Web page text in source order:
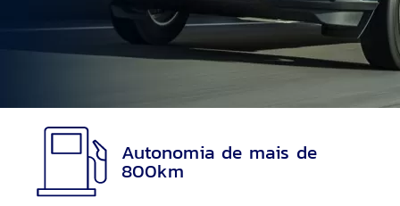
Autonomia de mais de
800km